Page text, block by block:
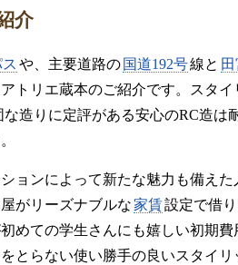
介
や、主要道路の 国道192号線と
トリエ蔵本のご紹介です。スタ
な造りに定評がある安心のRC造は
ョンによって新たな魅力も備えた
がリーズナブルな家賃設定で借
めての学生さんにも嬉しい初期
とらない使い勝手の良いスタイリ